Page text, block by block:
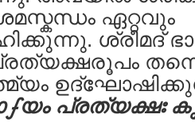
ഏറ്റവും
ശ്രീമദ്
പ്രത്യക്ഷഃ